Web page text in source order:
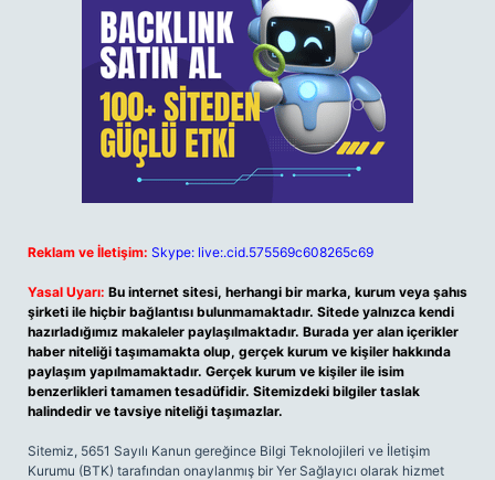
Reklam ve İletişim: Skype: live:.cid.575569c608265c69
Yasal Uyarı: Bu internet sitesi, herhangi bir marka, kurum veya şahıs
şirketi ile hiçbir bağlantısı bulunmamaktadır. Sitede yalnızca kendi
hazırladığımız makaleler paylaşılmaktadır. Burada yer alan içerikler
haber niteliği taşımamakta olup, gerçek kurum ve kişiler hakkında
paylaşım yapılmamaktadır. Gerçek kurum ve kişiler ile isim
benzerlikleri tamamen tesadüfidir. Sitemizdeki bilgiler taslak
halindedir ve tavsiye niteliği taşımazlar.
Sitemiz, 5651 Sayılı Kanun gereğince Bilgi Teknolojileri ve İletişim
Kurumu (BTK) tarafından onaylanmış bir Yer Sağlayıcı olarak hizmet